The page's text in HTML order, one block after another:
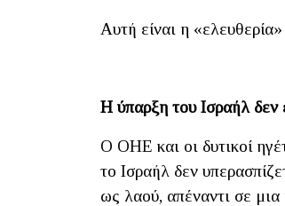
Αυτή είναι η
Η ύπαρξη του Ισραήλ δεν
Ο ΟΗΕ και οι δυτικοί
το Ισραήλ δεν
ως λαού, απέναντι σε μια